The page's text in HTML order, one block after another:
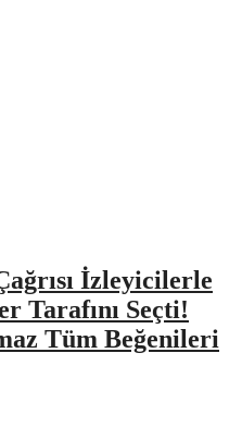
İzleyicilerle
Tarafını Seçti!
Tüm Beğenileri